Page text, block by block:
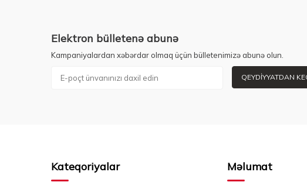
Elektron bülletenə abunə
Kampaniyalardan xəbərdar olmaq üçün bülletenimizə abunə olun.
QEYDIYYATDAN
Kateqoriyalar Məlumat